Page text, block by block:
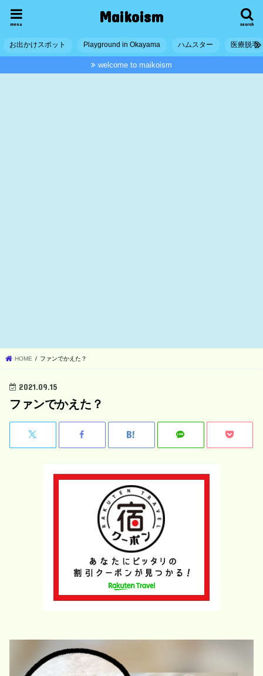
Maikoism search
menu
お出かけスポット Playground in Okayama ハムスター 医療脱毛
welcome to maikoism
HOME ファンでかえた？
2021.09.15
ファンでかえた？